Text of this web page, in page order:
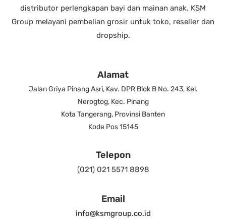
distributor perlengkapan bayi dan mainan anak. KSM
Group melayani pembelian grosir untuk toko, reseller dan
dropship.
Alamat
Jalan Griya Pinang Asri, Kav. DPR Blok B No. 243, Kel.
Nerogtog, Kec. Pinang
Kota Tangerang, Provinsi Banten
Kode Pos 15145
Telepon
(021) 021 5571 8898
Email
info@ksmgroup.co.id